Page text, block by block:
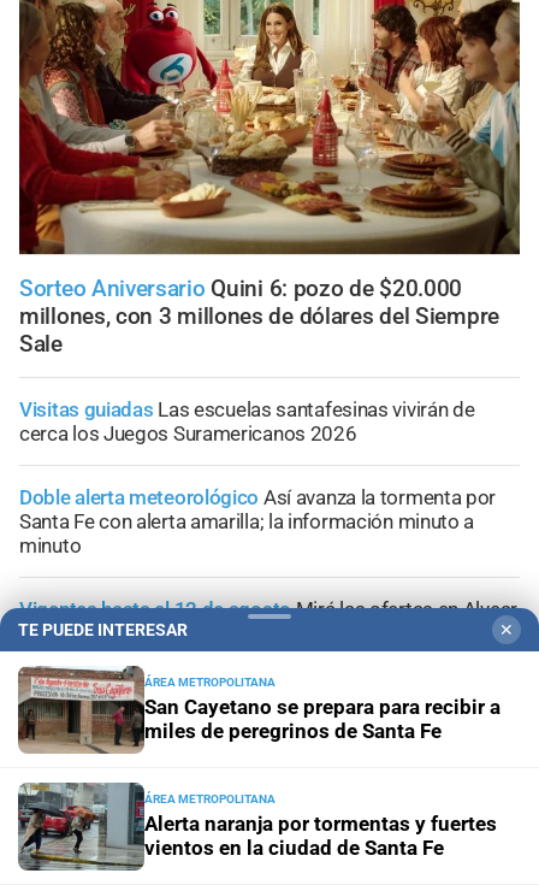
Sorteo Aniversario Quini 6: pozo de $20.000
millones, con 3 millones de dólares del Siempre
Sale
Visitas guiadas Las escuelas santafesinas vivirán de
cerca los Juegos Suramericanos 2026
Doble alerta meteorológico Así avanza la tormenta por
Santa Fe con alerta amarilla; la información minuto a
minuto
Vigentes hasta el 12 de agostoMirá las ofertas en Alvear
Supermercados
Panorama astrológico Horóscopo de hoy 6 de agosto de
2026
TE PUEDE INTERESAR ✕
ÁREA METROPOLITANA
San Cayetano se prepara para recibir a
miles de peregrinos de Santa Fe
ÁREA METROPOLITANA
Alerta naranja por tormentas y fuertes
vientos en la ciudad de Santa Fe